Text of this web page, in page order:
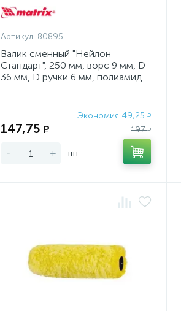
Артикул: 80895
Валик сменный "Нейлон
Стандарт", 250 мм, ворс 9 мм, D
36 мм, D ручки 6 мм, полиамид
Экономия 49,25 ₽
147,75 ₽ 197₽
- + шт